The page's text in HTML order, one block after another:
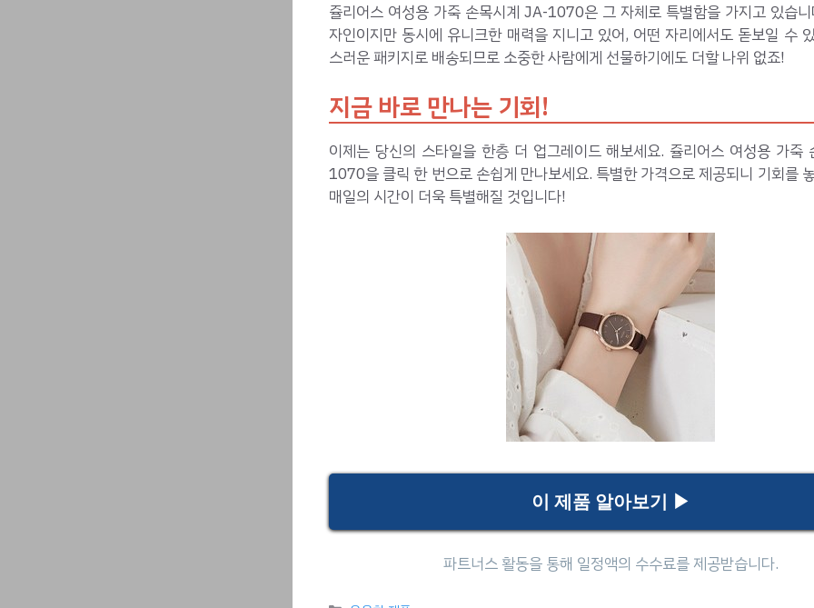
쥴리어스 여성용 가죽 손목시계 JA-1070은 그 자체로 특별함을 가지고 있습
자인이지만 동시에 유니크한 매력을 지니고 있어, 어떤 자리에서도 돋보일 수
스러운 패키지로 배송되므로 소중한 사람에게 선물하기에도 더할 나위 없죠!
지금 바로 만나는 기회!
이제는 당신의 스타일을 한층 더 업그레이드 해보세요. 쥴리어스 여성용 가죽
1070을 클릭 한 번으로 손쉽게 만나보세요. 특별한 가격으로 제공되니 기회를
매일의 시간이 더욱 특별해질 것입니다!
이 제품 알아보기 ▶